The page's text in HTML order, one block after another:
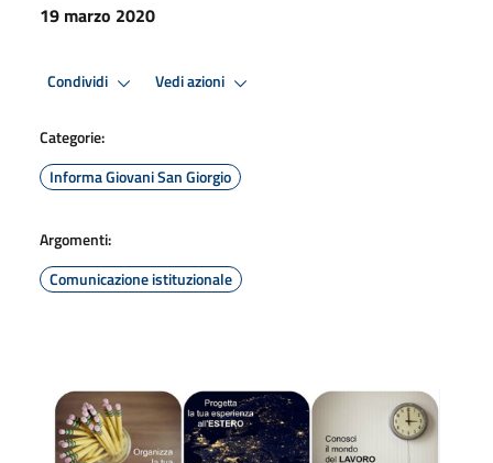
19 marzo 2020
Condividi Vedi azioni
Categorie:
Informa Giovani San Giorgio
Argomenti:
Comunicazione istituzionale